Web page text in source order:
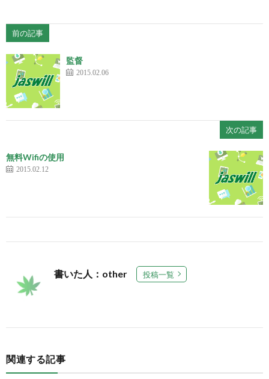
前の記事
監督
2015.02.06
次の記事
無料Wifiの使用
2015.02.12
書いた人：other 投稿一覧
関連する記事